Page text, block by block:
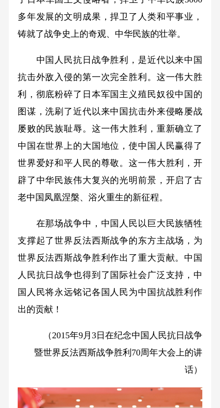
多年发展的文明成果，捍卫了人类和平事业，
铸就了战争史上的奇观、中华民族的壮举。
中国人民抗日战争胜利，是近代以来中国
抗击外敌入侵的第一次完全胜利。这一伟大胜
利，彻底粉碎了日本军国主义殖民奴役中国的
图谋，洗刷了近代以来中国抗击外来侵略屡战
屡败的民族耻辱。这一伟大胜利，重新确立了
中国在世界上的大国地位，使中国人民赢得了
世界爱好和平人民的尊敬。这一伟大胜利，开
辟了中华民族伟大复兴的光明前景，开启了古
老中国凤凰涅槃、浴火重生的新征程。
在那场战争中，中国人民以巨大民族牺牲
支撑起了世界反法西斯战争的东方主战场，为
世界反法西斯战争胜利作出了重大贡献。中国
人民抗日战争也得到了国际社会广泛支持，中
国人民将永远铭记各国人民为中国抗战胜利作
出的贡献！
（2015年9月3日在纪念中国人民抗日战争
暨世界反法西斯战争胜利70周年大会上的讲
话）